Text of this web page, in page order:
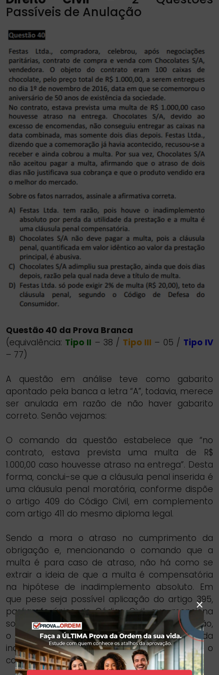
Passíveis de Anulação
Questão 40 da Prova Branca
(equivalência: Tipo II – 38 / Tipo III – 05 / Tipo IV
– 77)
A questão em análise teve como gabarito
apontado pela banca a letra “A”, todavia, merece
ser anulada em razão de não haver gabarito
correto. Senão vejamos:
O comando da questão estabelece que “no
contrato, estava prevista uma multa de R$
1.000,00 caso houvesse atraso na entrega”. Desta
forma, conclui-se que a cláusula penal inserida é
uma cláusula penal moratória, conforme dispõe
o artigo 409 do Código Civil, em complemento
com artigo 411 do mesmo diploma legal.
Sendo a mora o atraso no cumprimento da
obrigação e, mencionando o comando que a
multa é para caso de atraso, não há como se
extrair a ideia de que a multa é compensatória
na hipótese de inadimplemento absoluto. Em
que pese seja possível aplicação do artigo 395,
parágrafo único do Código Civil, que menciona
sobre a utilidade do cumprimento da obrigação,
o erro da questão está manifesto através da
incompatibilidade – contradição – entre o
comando das alternativas disponibilizadas.
×